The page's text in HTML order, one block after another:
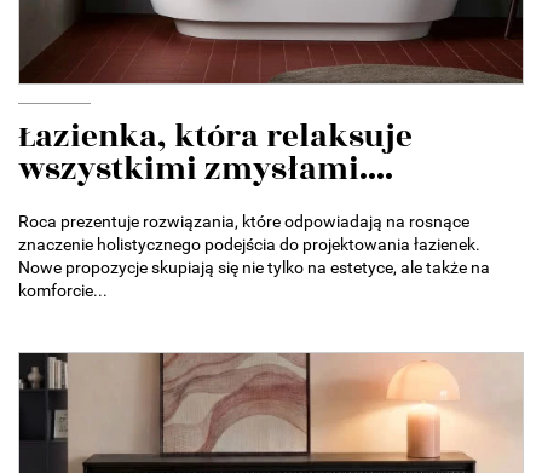
Łazienka, która relaksuje
wszystkimi zmysłami....
Roca prezentuje rozwiązania, które odpowiadają na rosnące
znaczenie holistycznego podejścia do projektowania łazienek.
Nowe propozycje skupiają się nie tylko na estetyce, ale także na
komforcie...